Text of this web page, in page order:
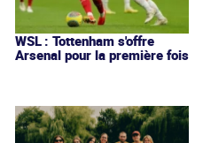
WSL : Tottenham s'offre
Arsenal pour la première fois